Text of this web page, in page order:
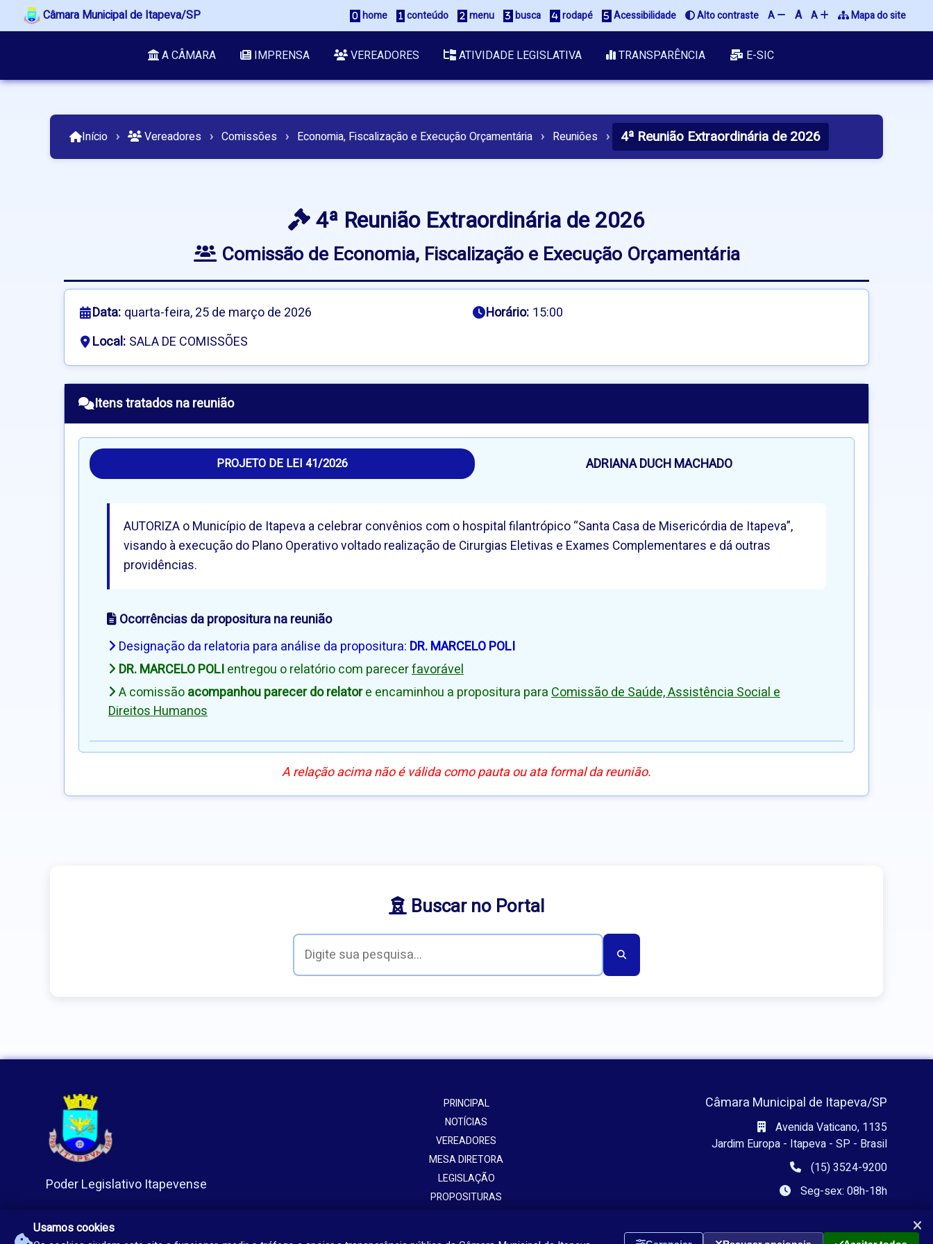
Câmara Municipal de Itapeva/SP home conteúdo menu busca rodapé Acessibilidade Alto contraste A A A Mapa do site
A CÂMARA IMPRENSA VEREADORES ATIVIDADE LEGISLATIVA TRANSPARÊNCIA E-SIC
Início › Vereadores › Comissões › Economia, Fiscalização e Execução Orçamentária › Reuniões › 4ª Reunião Extraordinária de 2026
4ª Reunião Extraordinária de 2026
Comissão de Economia, Fiscalização e Execução Orçamentária
Data: quarta-feira, 25 de março de 2026 Horário: 15:00
Local: SALA DE COMISSÕES
Itens tratados na reunião
PROJETO DE LEI 41/2026 ADRIANA DUCH MACHADO
AUTORIZA o Município de Itapeva a celebrar convênios com o hospital filantrópico “Santa Casa de Misericórdia de Itapeva”,
visando à execução do Plano Operativo voltado realização de Cirurgias Eletivas e Exames Complementares e dá outras
providências.
Ocorrências da propositura na reunião
Designação da relatoria para análise da propositura: DR. MARCELO POLI
DR. MARCELO POLIentregou o relatório com parecerfavorável
A comissãoacompanhou parecer do relatore encaminhou a propositura paraComissão de Saúde, Assistência Social e
Direitos Humanos
A relação acima não é válida como pauta ou ata formal da reunião.
Buscar no Portal
Poder Legislativo Itapevense
PRINCIPAL
NOTÍCIAS
VEREADORES
MESA DIRETORA
LEGISLAÇÃO
PROPOSITURAS
Câmara Municipal de Itapeva/SP
Avenida Vaticano, 1135
Jardim Europa - Itapeva - SP - Brasil
(15) 3524-9200
Seg-sex: 08h-18h
Usamos cookies